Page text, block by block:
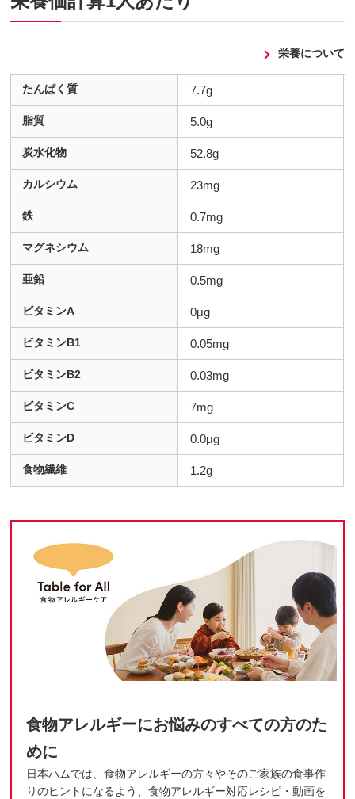
栄養について
たんぱく質 7.7g
脂質 5.0g
炭水化物 52.8g
カルシウム 23mg
鉄 0.7mg
マグネシウム 18mg
亜鉛 0.5mg
ビタミンA 0μg
ビタミンB1 0.05mg
ビタミンB2 0.03mg
ビタミンC 7mg
ビタミンD 0.0μg
食物繊維 1.2g
食物アレルギーにお悩みのすべての方のた
めに
日本ハムでは、食物アレルギーの方々やそのご家族の食事作
りのヒントになるよう、食物アレルギー対応レシピ・動画を